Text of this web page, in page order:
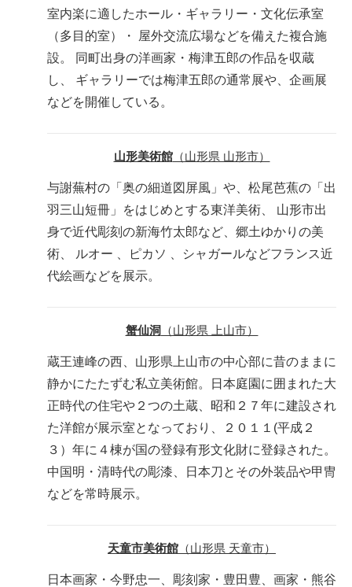
室内楽に適したホール・ギャラリー・文化伝承室
（多目的室）・ 屋外交流広場などを備えた複合施
設。 同町出身の洋画家・梅津五郎の作品を収蔵
し、 ギャラリーでは梅津五郎の通常展や、企画展
などを開催している。
山形美術館（山形県 山形市）
与謝蕪村の「奥の細道図屏風」や、松尾芭蕉の「出
羽三山短冊」をはじめとする東洋美術、 山形市出
身で近代彫刻の新海竹太郎など、郷土ゆかりの美
術、 ルオー 、ピカソ 、シャガールなどフランス近
代絵画などを展示。
蟹仙洞 （山形県 上山市）
蔵王連峰の西、山形県上山市の中心部に昔のままに
静かにたたずむ私立美術館。日本庭園に囲まれた大
正時代の住宅や２つの土蔵、昭和２７年に建設され
た洋館が展示室となっており、２０１１(平成２
３）年に４棟が国の登録有形文化財に登録された。
中国明・清時代の彫漆、日本刀とその外装品や甲冑
などを常時展示。
天童市美術館 （山形県 天童市）
日本画家・今野忠一、彫刻家・豊田豊、画家・熊谷